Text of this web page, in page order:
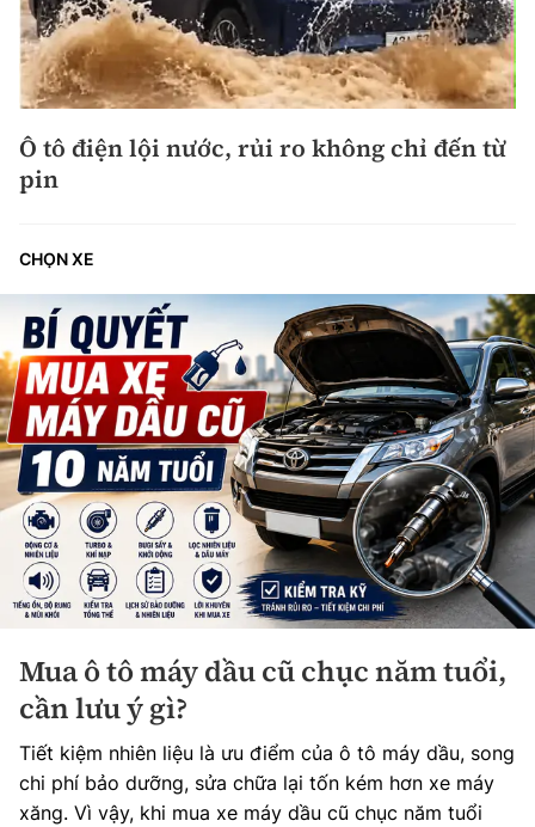
Ô tô điện lội nước, rủi ro không chỉ đến từ
pin
CHỌN XE
Mua ô tô máy dầu cũ chục năm tuổi,
cần lưu ý gì?
Tiết kiệm nhiên liệu là ưu điểm của ô tô máy dầu, song
chi phí bảo dưỡng, sửa chữa lại tốn kém hơn xe máy
xăng. Vì vậy, khi mua xe máy dầu cũ chục năm tuổi